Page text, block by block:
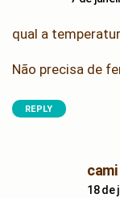
qual a
Não precisa de
REPLY
cami
18 de